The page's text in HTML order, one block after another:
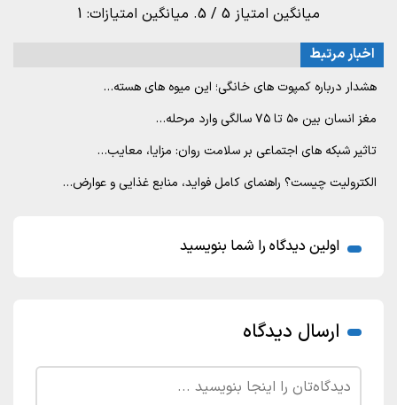
میانگین امتیاز 5 / 5. میانگین امتیازات: 1
اخبار مرتبط
هشدار درباره کمپوت های خانگی؛ این میوه های هسته…
مغز انسان بین ۵۰ تا ۷۵ سالگی وارد مرحله…
تاثیر شبکه های اجتماعی بر سلامت روان: مزایا، معایب…
الکترولیت چیست؟ راهنمای کامل فواید، منابع غذایی و عوارض…
اولین دیدگاه را شما بنویسید
ارسال دیدگاه